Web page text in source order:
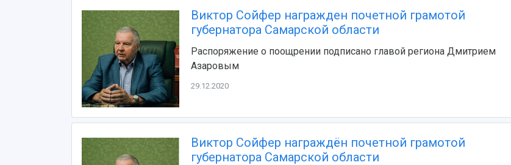
Виктор Сойфер награжден почетной грамотой
губернатора Самарской области
Распоряжение о поощрении подписано главой региона Дмитрием
Азаровым
29.12.2020
Виктор Сойфер награждён почетной грамотой
губернатора Самарской области